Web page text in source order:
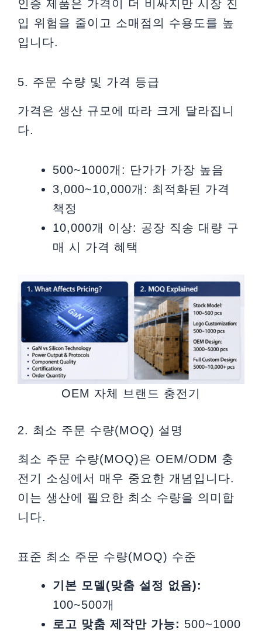
인증 제품은 가격이 더 비싸지만 시장 진
입 위험을 줄이고 소매점의 수용도를 높
입니다.
5. 주문 수량 및 가격 등급
가격은 생산 규모에 따라 크게 달라집니
다.
500~1000개: 단가가 가장 높음
3,000~10,000개: 최적화된 가격
책정
10,000개 이상: 공장 직송 대량 구
매 시 가격 혜택
OEM 자체 브랜드 충전기
2. 최소 주문 수량(MOQ) 설명
최소 주문 수량(MOQ)은 OEM/ODM 충
전기 소싱에서 매우 중요한 개념입니다.
이는 생산에 필요한 최소 수량을 의미합
니다.
표준 최소 주문 수량(MOQ) 수준
기본 모델(맞춤 설정 없음):
100~500개
로고 맞춤 제작만 가능: 500~1000